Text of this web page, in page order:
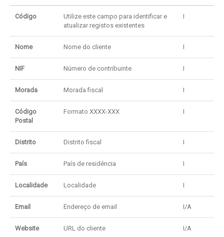
Código
Utilize este campo para identificar e
atualizar registos existentes
I
Nome Nome do cliente I
NIF Número de contribuinte I
Morada Morada fiscal I
Código
Postal
Formato XXXX-XXX I
Distrito Distrito fiscal I
País País de residência I
Localidade Localidade I
Email Endereço de email I/A
Website URL do cliente I/A